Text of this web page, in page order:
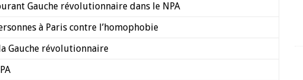
Gauche révolutionnaire dans le NPA
à Paris contre l’homophobie
Gauche révolutionnaire